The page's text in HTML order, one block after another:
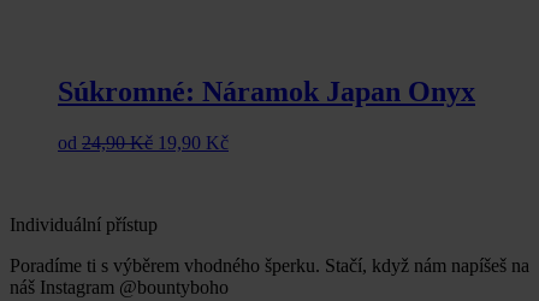
Súkromné: Náramok Japan Onyx
od 24,90Kč 19,90 Kč
Individuální přístup
Poradíme ti s výběrem vhodného šperku. Stačí, když nám napíšeš na
náš Instagram @bountyboho